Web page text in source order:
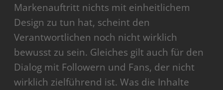
Markenauftritt nichts mit einheitlichem
Design zu tun hat, scheint den
Verantwortlichen noch nicht wirklich
bewusst zu sein. Gleiches gilt auch für den
Dialog mit Followern und Fans, der nicht
wirklich zielführend ist. Was die Inhalte